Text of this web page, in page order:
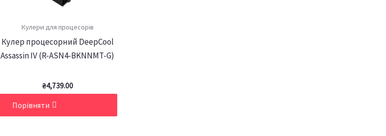
Кулери для процесорів
Кулер процесорний DeepCool
Assassin IV (R-ASN4-BKNNMT-G)
₴4,739.00
Порівняти